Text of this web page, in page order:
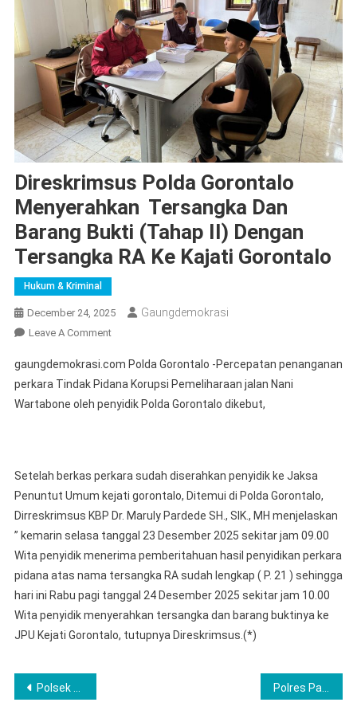
Direskrimsus Polda Gorontalo
Menyerahkan Tersangka Dan
Barang Bukti (Tahap II) Dengan
Tersangka RA Ke Kajati Gorontalo
Hukum & Kriminal
December 24, 2025 Gaungdemokrasi
Leave A CommentOn
Polda
Gorontalo
Menyerahkan
Bukti
(Tahap
II)
Dengan
Tersangka
RA
gaungdemokrasi.com Polda Gorontalo -Percepatan penanganan
perkara Tindak Pidana Korupsi Pemeliharaan jalan Nani
Wartabone oleh penyidik Polda Gorontalo dikebut,
Setelah berkas perkara sudah diserahkan penyidik ke Jaksa
Penuntut Umum kejati gorontalo, Ditemui di Polda Gorontalo,
Dirreskrimsus KBP Dr. Maruly Pardede SH., SIK., MH menjelaskan
” kemarin selasa tanggal 23 Desember 2025 sekitar jam 09.00
Wita penyidik menerima pemberitahuan hasil penyidikan perkara
pidana atas nama tersangka RA sudah lengkap ( P. 21 ) sehingga
hari ini Rabu pagi tanggal 24 Desember 2025 sekitar jam 10.00
Wita penyidik menyerahkan tersangka dan barang buktinya ke
JPU Kejati Gorontalo, tutupnya Direskrimsus.(*)
Post
Polsek Padang Tualang Amankan Terduga Pelaku Pembunuhan di Desa Buluh Telang Polres Pagaralam Lepas Anak Magang SMKN 2, Enam Bulan Belajar Disiplin dan Pengabdian